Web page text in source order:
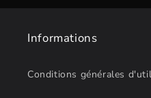
Informations
Conditions générales